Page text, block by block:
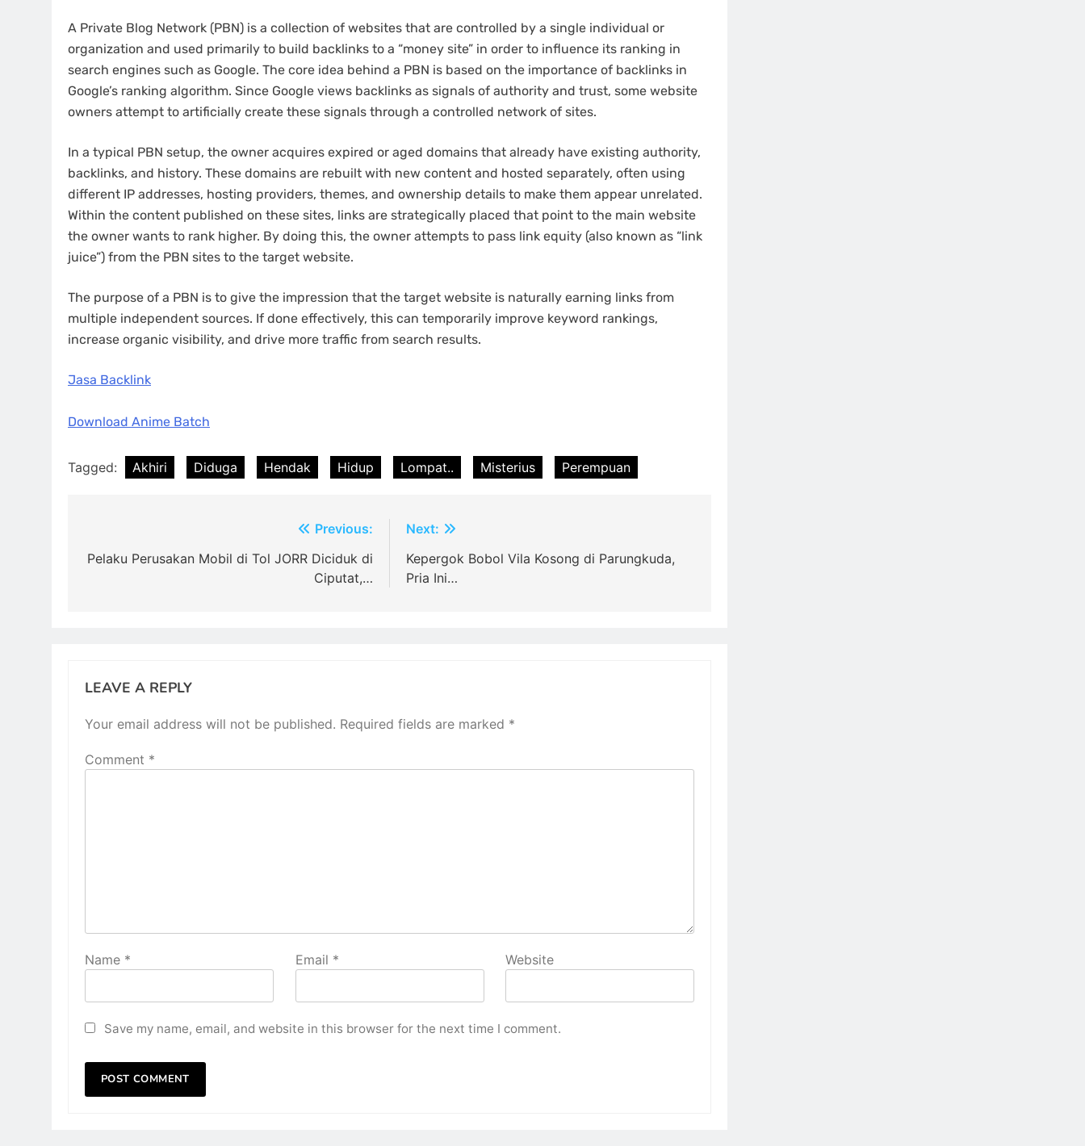
A Private Blog Network (PBN) is a collection of websites that are controlled by a single individual or
organization and used primarily to build backlinks to a “money site” in order to influence its ranking in
search engines such as Google. The core idea behind a PBN is based on the importance of backlinks in
Google’s ranking algorithm. Since Google views backlinks as signals of authority and trust, some website
owners attempt to artificially create these signals through a controlled network of sites.
In a typical PBN setup, the owner acquires expired or aged domains that already have existing authority,
backlinks, and history. These domains are rebuilt with new content and hosted separately, often using
different IP addresses, hosting providers, themes, and ownership details to make them appear unrelated.
Within the content published on these sites, links are strategically placed that point to the main website
the owner wants to rank higher. By doing this, the owner attempts to pass link equity (also known as “link
juice”) from the PBN sites to the target website.
The purpose of a PBN is to give the impression that the target website is naturally earning links from
multiple independent sources. If done effectively, this can temporarily improve keyword rankings,
increase organic visibility, and drive more traffic from search results.
Jasa Backlink
Download Anime Batch
Tagged: Akhiri Diduga Hendak Hidup Lompat.. Misterius Perempuan
navigation
Previous:
Pelaku Perusakan Mobil di Tol JORR Diciduk di
Ciputat,…
Next:
Kepergok Bobol Vila Kosong di Parungkuda,
Pria Ini…
LEAVE A REPLY
Your email address will not be published. Required fields are marked *
Comment *
Name * Email * Website
Save my name, email, and website in this browser for the next time I comment.